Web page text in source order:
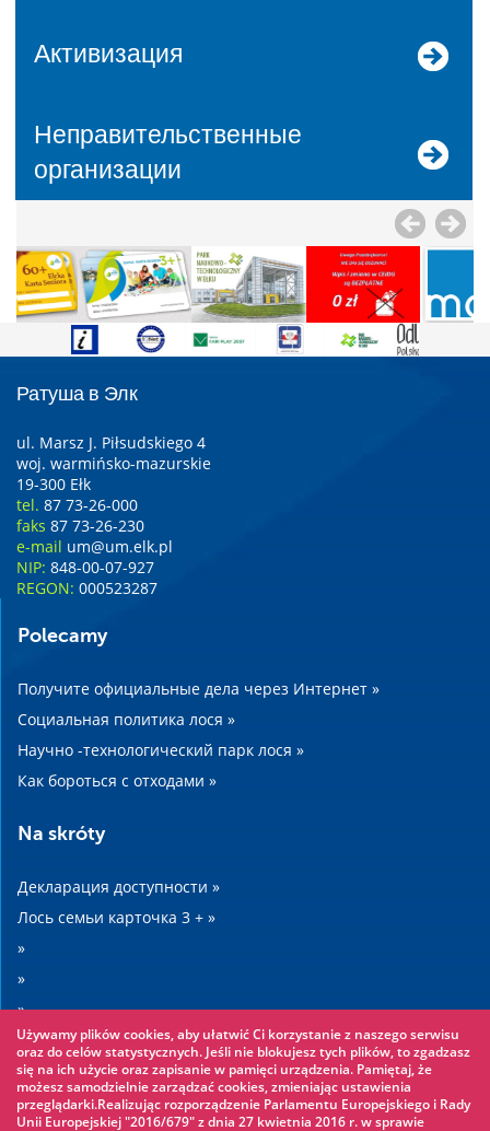
Активизация
Неправительственные
организации
Ратуша в Элк
ul. Marsz J. Piłsudskiego 4
woj. warmińsko-mazurskie
19-300 Ełk
tel. 87 73-26-000
faks 87 73-26-230
e-mail um@um.elk.pl
NIP: 848-00-07-927
REGON: 000523287
Polecamy
Получите официальные дела через Интернет »
Социальная политика лося »
Научно -технологический парк лося »
Как бороться с отходами »
Na skróty
Декларация доступности »
Лось семьи карточка 3 + »
»
»
»
»
Warto zobaczyć
Używamy plików cookies, aby ułatwić Ci korzystanie z naszego serwisu
oraz do celów statystycznych. Jeśli nie blokujesz tych plików, to zgadzasz
się na ich użycie oraz zapisanie w pamięci urządzenia. Pamiętaj, że
możesz samodzielnie zarządzać cookies, zmieniając ustawienia
przeglądarki.Realizując rozporządzenie Parlamentu Europejskiego i Rady
Unii Europejskiej "2016/679" z dnia 27 kwietnia 2016 r. w sprawie